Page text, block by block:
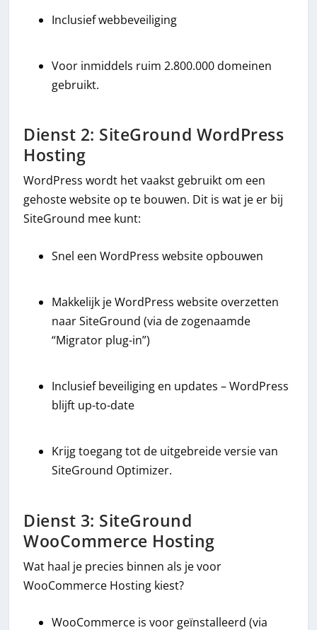
Inclusief webbeveiliging
Voor inmiddels ruim 2.800.000 domeinen
gebruikt.
Dienst 2: SiteGround WordPress
Hosting
WordPress wordt het vaakst gebruikt om een
gehoste website op te bouwen. Dit is wat je er bij
SiteGround mee kunt:
Snel een WordPress website opbouwen
Makkelijk je WordPress website overzetten
naar SiteGround (via de zogenaamde
“Migrator plug-in”)
Inclusief beveiliging en updates – WordPress
blijft up-to-date
Krijg toegang tot de uitgebreide versie van
SiteGround Optimizer.
Dienst 3: SiteGround
WooCommerce Hosting
Wat haal je precies binnen als je voor
WooCommerce Hosting kiest?
WooCommerce is voor geïnstalleerd (via